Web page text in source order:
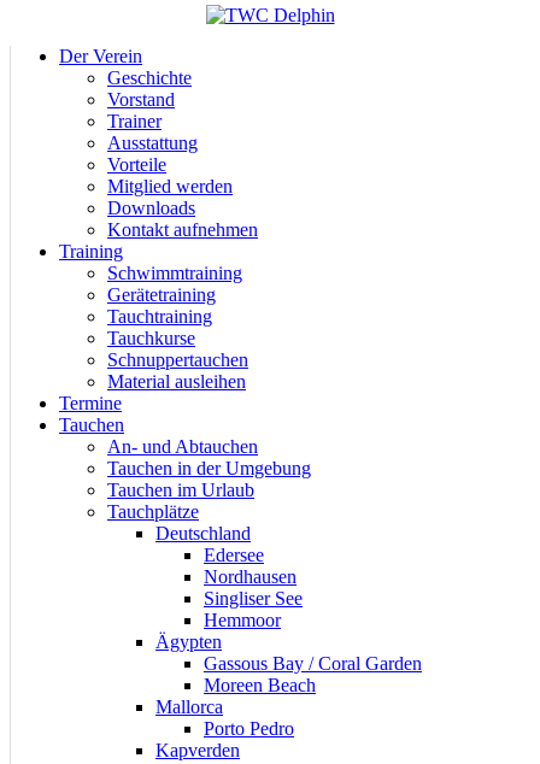
Der Verein
Geschichte
Vorstand
Trainer
Ausstattung
Vorteile
Mitglied werden
Downloads
Kontakt aufnehmen
Training
Schwimmtraining
Gerätetraining
Tauchtraining
Tauchkurse
Schnuppertauchen
Material ausleihen
Termine
Tauchen
An- und Abtauchen
Tauchen in der Umgebung
Tauchen im Urlaub
Tauchplätze
Deutschland
Edersee
Nordhausen
Singliser See
Hemmoor
Ägypten
Gassous Bay / Coral Garden
Moreen Beach
Mallorca
Porto Pedro
Kapverden